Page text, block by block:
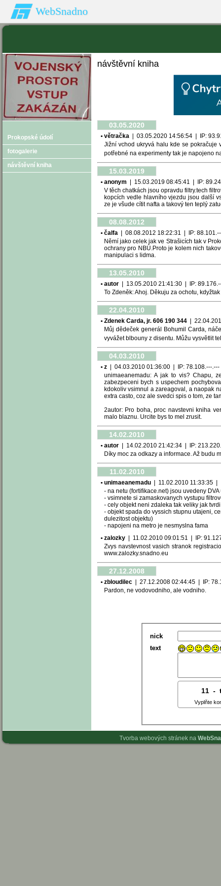
WebSnadno
Prokopské údolí
fotogalerie
návštěvní kniha
návštěvní kniha
03.05.2020
• větračka | 03.05.2020 14:56:54 | IP:
Jižní vchod ukryvá halu kde se pokračuje
potřebné na experimenty tak je napojeno
15.03.2019
• anonym | 15.03.2019 08:45:41 | IP:
V těch chatkách jsou opravdu filtry.tech
kopcích vedle hlavního vjezdu jsou další
ze je všude cítit nafta a takový ten teplý
08.08.2012
• čalfa | 08.08.2012 18:22:31 | IP:
Němí jako celek jak ve Strašicích tak v
ochrany pro NBÚ.Proto je kolem nich
manipulaci s lidma.
13.05.2010
• autor | 13.05.2010 21:41:30 | IP:
To Zdeněk: Ahoj. Děkuju za ochotu,
22.04.2010
• Zdenek Carda, jr. 606 190 344 |
Můj dědeček generál Bohumil Carda,
vyvážet blbouny z disentu. Můžu vysvětlit
04.03.2010
• z | 04.03.2010 01:36:00 | IP: 78.108.---.---
unimaeanemadu: A jak to vis? Chapu,
zabezpeceni bych s uspechem
kdokoliv vsimnul a zareagoval, a naopak
extra casto, coz ale svedci spis o tom, ze
2autor: Pro boha, proc navstevni kniha
malo blaznu. Urcite bys to mel zrusit.
14.02.2010
• autor | 14.02.2010 21:42:34 | IP:
Díky moc za odkazy a informace. Až budu
11.02.2010
• unimaeanemadu | 11.02.2010 11:33:35 |
- na netu (fortifikace.net) jsou uvedeny
- vsimnete si zamaskovanych vystupu
- cely objekt neni zdaleka tak veliky jak
- objekt spada do vyssich stupnu utajeni,
dulezitost objektu)
- napojeni na metro je nesmyslna fama
• zalozky | 11.02.2010 09:01:51 | IP:
Zvys navstevnost vasich stranok
www.zalozky.snadno.eu
27.12.2008
• zbloudilec | 27.12.2008 02:44:45 | IP:
Pardon, ne vodovodniho, ale vodniho.
nick
text
11 -
Vyplňte
Tvorba webových stránek na